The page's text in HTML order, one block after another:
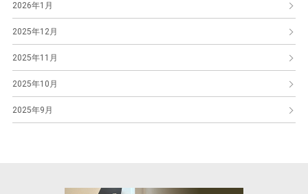
2026年1月
2025年12月
2025年11月
2025年10月
2025年9月